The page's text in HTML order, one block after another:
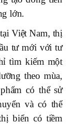
lớn.
Việt Nam, thị
tư mới với tư
tìm kiếm một
theo mùa,
có thể sử
và có thể
biển có tiềm